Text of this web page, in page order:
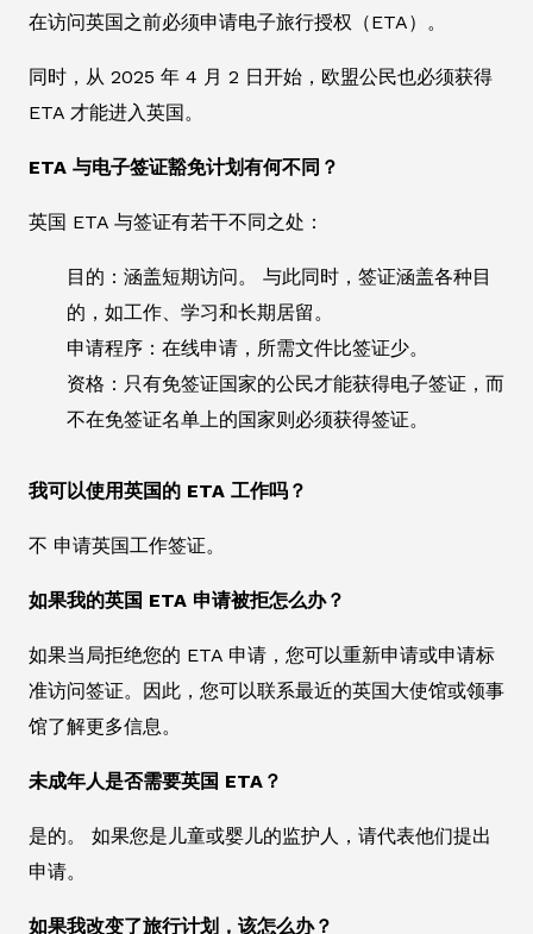
在访问英国之前必须申请电子旅行授权（ETA）。
同时，从 2025 年 4 月 2 日开始，欧盟公民也必须获得
ETA 才能进入英国。
ETA 与电子签证豁免计划有何不同？
英国 ETA 与签证有若干不同之处：
目的：涵盖短期访问。 与此同时，签证涵盖各种目
的，如工作、学习和长期居留。
申请程序：在线申请，所需文件比签证少。
资格：只有免签证国家的公民才能获得电子签证，而
不在免签证名单上的国家则必须获得签证。
我可以使用英国的 ETA 工作吗？
不 申请英国工作签证。
如果我的英国 ETA 申请被拒怎么办？
如果当局拒绝您的 ETA 申请，您可以重新申请或申请标
准访问签证。因此，您可以联系最近的英国大使馆或领事
馆了解更多信息。
未成年人是否需要英国 ETA？
是的。 如果您是儿童或婴儿的监护人，请代表他们提出
申请。
如果我改变了旅行计划，该怎么办？